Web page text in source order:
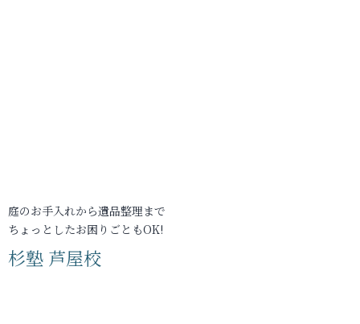
庭のお手入れから遺品整理まで
ちょっとしたお困りごともOK!
杉塾 芦屋校